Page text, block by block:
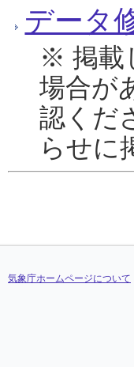
データ
※ 掲載
場合が
認くだ
らせに
気象庁ホームページについて